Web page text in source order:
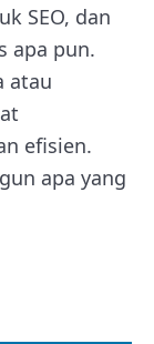
SEO, dan
apa pun.
atau
efisien.
apa yang